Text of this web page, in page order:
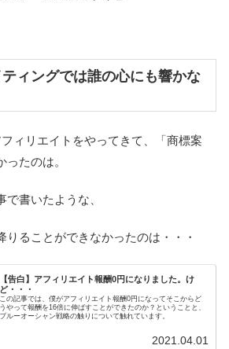
ィングでは誰の心にも響かな
ィリエイトをやってきて、「商標案
たのは。
書いたような、
りることができなかったのは・・・
【告白】アフィリエイト報酬0円になりました。け
ど・・・
この記事では、僕がアフィリエイト報酬0円になってそこからど
うやって報酬を16倍に伸ばすことができたのか？ということと、
ブルーオーシャン戦略の触りについて触れています。
2021.04.01